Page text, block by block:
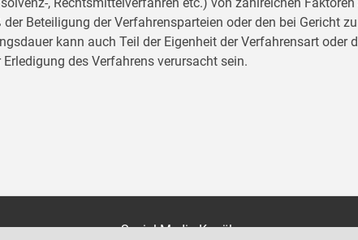
Beteiligung der Verfahrensparteien oder den bei Gericht
kann auch Teil der Eigenheit der Verfahrensart
des Verfahrens verursacht sein.
Social Media Kanäle